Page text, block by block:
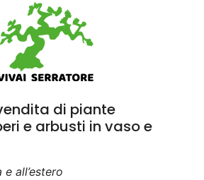
di piante
e arbusti in vaso e
all’estero